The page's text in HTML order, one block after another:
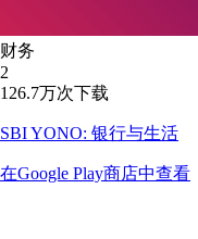
财务
2
126.7万次下载
SBI YONO: 银行与生活
在Google Play商店中查看